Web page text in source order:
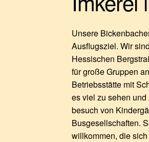
Unsere
Ausflugsziel. Wir
Hessischen
für große Gruppen
Betriebsstätte mit
es viel zu sehen
besuch von
Busgesellschaften.
willkommen, die